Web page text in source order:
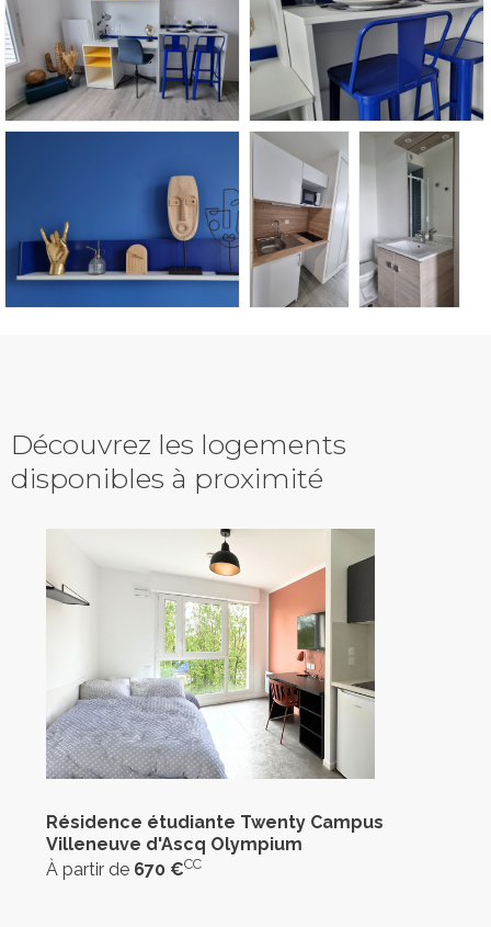
Découvrez les logements
disponibles à proximité
Résidence étudiante Twenty Campus
Villeneuve d'Ascq Olympium
À partir de 670 €CC